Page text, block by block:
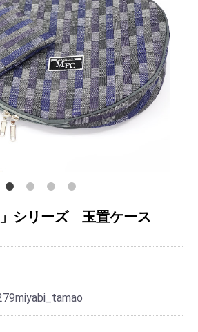
」シリーズ 玉置ケース